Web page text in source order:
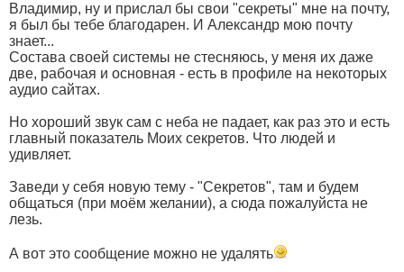
Владимир, ну и прислал бы свои "секреты" мне на почту,
я был бы тебе благодарен. И Александр мою почту
знает...
Состава своей системы не стесняюсь, у меня их даже
две, рабочая и основная - есть в профиле на некоторых
аудио сайтах.
Но хороший звук сам с неба не падает, как раз это и есть
главный показатель Моих секретов. Что людей и
удивляет.
Заведи у себя новую тему - "Секретов", там и будем
общаться (при моём желании), а сюда пожалуйста не
лезь.
А вот это сообщение можно не удалять